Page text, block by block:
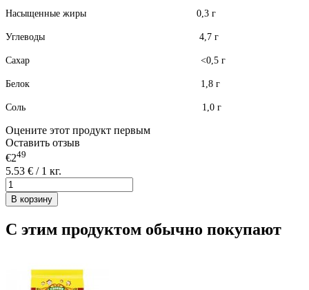
Насыщенные жиры 0,3 г
Углеводы 4,7 г
Сахар <0,5 г
Белок 1,8 г
Соль 1,0 г
Оцените этот продукт первым
Оставить отзыв
€249
5.53 € / 1 кг.
В корзину
С этим продуктом обычно покупают